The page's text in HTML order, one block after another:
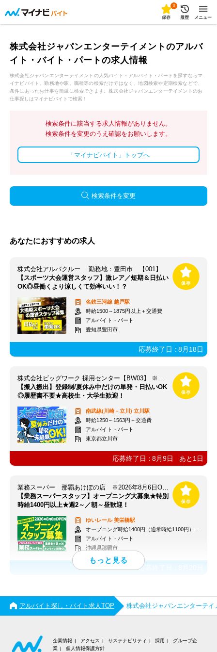
0
保存 履歴 メニュー
株式会社ジャパンエンターテイメントのアルバ
イト・バイト・パートの求人情報
株式会社ジャパンエンターテイメントの人気バイト・アルバイト・パートを探すならマ
イナビバイト。勤務地や駅、職種等の検索だけではなく、地図検索や定期検索などで、
条件にあったお仕事を簡単に検索できます。株式会社ジャパンエンターテイメントのお
仕事探しはマイナビバイトで検索！
検索条件に該当する求人情報がありません。
検索条件を変更のうえ確認をお願いします。
「マイナビバイト」トップへ
検索条件を変更
あなたにおすすめの求人
株式会社アルバクルー 勤務地：豊田市 【001】
【スポーツ大会運営スタッフ】激レア／短期＆日払い
OK◎昼働くより涼しくて効率いい！？
名鉄三河線 越戸駅
時給1500～1875円以上＋交通費
アルバイト・パート
愛知県豊田市
応募終了日：8月18日
株式会社ビッグワーク 採用センター【BW03】 ※立川エリア
【搬入搬出】登録制/夏休み中だけの単発・日払いOK
◎履歴書不要★高校生・大学生歓迎！
南武線(川崎－立川) 立川駅
時給1250～1563円＋交通費
アルバイト・パート
東京都立川市
応募終了日：8月9日 あと 1 日
業務スーパー 那覇あけぼの店 ※2026年8月6日OPEN
【業務スーパースタッフ】オープニング大募集★特別
時給1400円以上★週2～／朝～昼歓迎！
ゆいレール美栄橋駅
オープニング時給1400円（通常時給1100円）※各種手当あり
アルバイト・パート
沖縄県那覇市
応募終了日：
アルバイト探し・バイト求人TOP 株式会社ジャパンエンターテ
企業情報 アクセス サステナビリティ 採用
グループ企
業
個人情報保護方針